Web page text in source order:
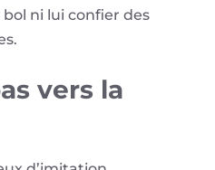
ni lui confier des
vers la